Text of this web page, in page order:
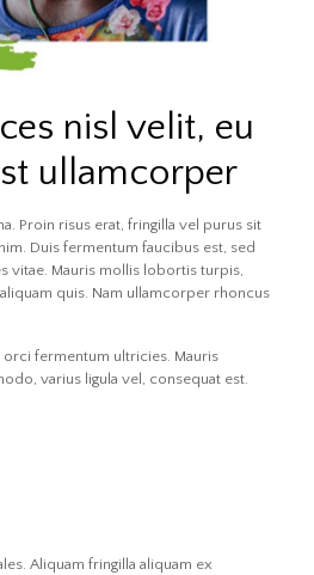
nisl velit, eu
ullamcorper
Proin risus erat, fringilla vel purus sit
Duis fermentum faucibus est, sed
vitae. Mauris mollis lobortis turpis,
quis. Nam ullamcorper rhoncus
fermentum ultricies. Mauris
varius ligula vel, consequat est.
Aliquam fringilla aliquam ex